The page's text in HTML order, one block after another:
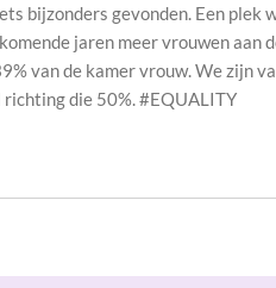
bijzonders gevonden. Een plek
jaren meer vrouwen aan
van de kamer vrouw. We zijn
richting die 50%. #EQUALITY